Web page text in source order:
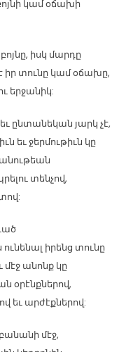
կամ օճախի
իսկ մարդը
տունը կամ օճախը,
երջանիկ:
ընտանեկան յարկ չէ,
եւ ջերմութիւն կը
տենչով,
իրենց տունը
անոնք կը
օրէնքներով,
եւ արժէքներով:
մէջ,